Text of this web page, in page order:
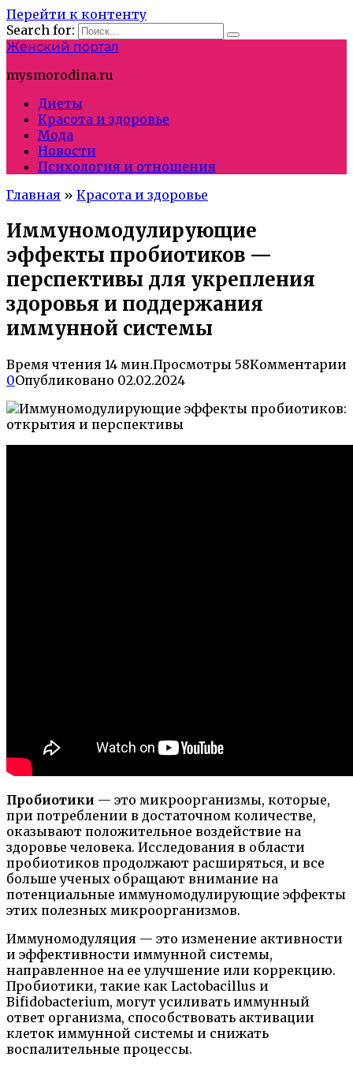
Перейти к контенту
Search for:
Женский портал
mysmorodina.ru
Диеты
Красота и здоровье
Мода
Новости
Психология и отношения
Главная » Красота и здоровье
Иммуномодулирующие
эффекты пробиотиков —
перспективы для укрепления
здоровья и поддержания
иммунной системы
Время чтения 14 мин.Просмотры 58Комментарии
0Опубликовано 02.02.2024
Пробиотики — это микроорганизмы, которые,
при потреблении в достаточном количестве,
оказывают положительное воздействие на
здоровье человека. Исследования в области
пробиотиков продолжают расширяться, и все
больше ученых обращают внимание на
потенциальные иммуномодулирующие эффекты
этих полезных микроорганизмов.
Иммуномодуляция — это изменение активности
и эффективности иммунной системы,
направленное на ее улучшение или коррекцию.
Пробиотики, такие как Lactobacillus и
Bifidobacterium, могут усиливать иммунный
ответ организма, способствовать активации
клеток иммунной системы и снижать
воспалительные процессы.